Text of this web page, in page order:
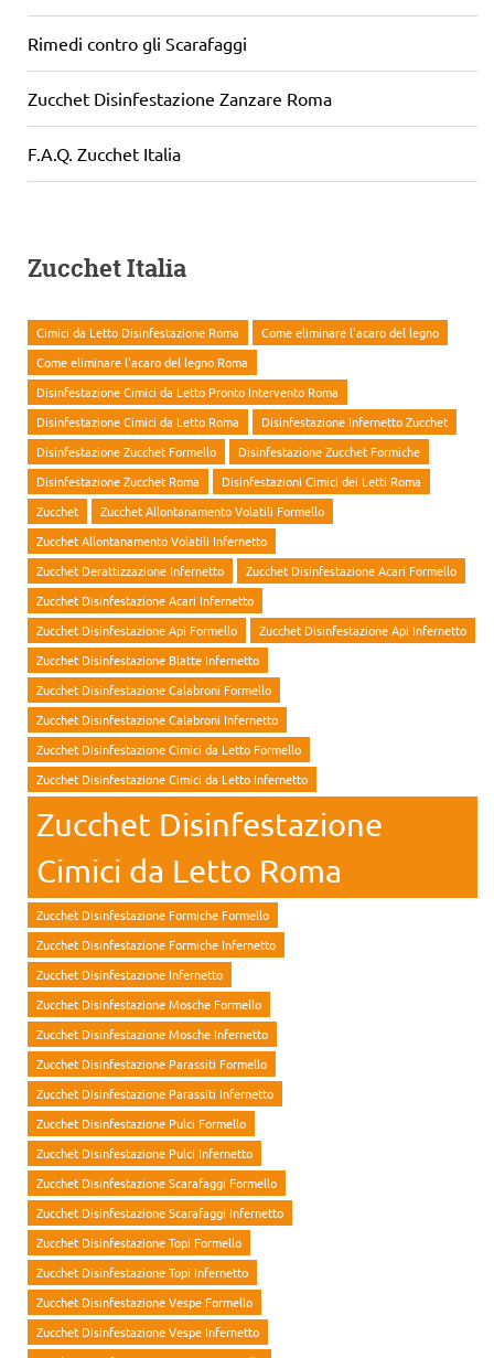
Rimedi contro gli Scarafaggi
Zucchet Disinfestazione Zanzare Roma
F.A.Q. Zucchet Italia
Zucchet Italia
Cimici da Letto Disinfestazione Roma
Come eliminare l'acaro del legno
Come eliminare l'acaro del legno Roma
Disinfestazione Cimici da Letto Pronto Intervento Roma
Disinfestazione Cimici da Letto Roma
Disinfestazione Infernetto Zucchet
Disinfestazione Zucchet Formello
Disinfestazione Zucchet Formiche
Disinfestazione Zucchet Roma
Disinfestazioni Cimici dei Letti Roma
Zucchet
Zucchet Allontanamento Volatili Formello
Zucchet Allontanamento Volatili Infernetto
Zucchet Derattizzazione Infernetto
Zucchet Disinfestazione Acari Formello
Zucchet Disinfestazione Acari Infernetto
Zucchet Disinfestazione Api Formello
Zucchet Disinfestazione Api Infernetto
Zucchet Disinfestazione Blatte Infernetto
Zucchet Disinfestazione Calabroni Formello
Zucchet Disinfestazione Calabroni Infernetto
Zucchet Disinfestazione Cimici da Letto Formello
Zucchet Disinfestazione Cimici da Letto Infernetto
Zucchet Disinfestazione
Cimici da Letto Roma
Zucchet Disinfestazione Formiche Formello
Zucchet Disinfestazione Formiche Infernetto
Zucchet Disinfestazione Infernetto
Zucchet Disinfestazione Mosche Formello
Zucchet Disinfestazione Mosche Infernetto
Zucchet Disinfestazione Parassiti Formello
Zucchet Disinfestazione Parassiti Infernetto
Zucchet Disinfestazione Pulci Formello
Zucchet Disinfestazione Pulci Infernetto
Zucchet Disinfestazione Scarafaggi Formello
Zucchet Disinfestazione Scarafaggi Infernetto
Zucchet Disinfestazione Topi Formello
Zucchet Disinfestazione Topi Infernetto
Zucchet Disinfestazione Vespe Formello
Zucchet Disinfestazione Vespe Infernetto